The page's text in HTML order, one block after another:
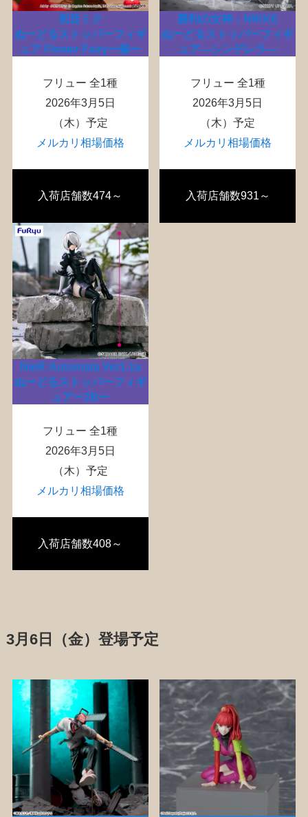
初音ミク
ぬーどるストッパーフィギ
ュア Flower Fairyー椿ー
勝利の女神：NIKKE
ぬーどるストッパーフィギ
ュア―シンデレラ―
フリュー 全1種
2026年3月5日
（木）予定
メルカリ相場価格
フリュー 全1種
2026年3月5日
（木）予定
メルカリ相場価格
入荷店舗数474～ 入荷店舗数931～
NieR:Automata Ver1.1a
ぬーどるストッパーフィギ
ュアー2Bー
フリュー 全1種
2026年3月5日
（木）予定
メルカリ相場価格
入荷店舗数408～
3月6日（金）登場予定